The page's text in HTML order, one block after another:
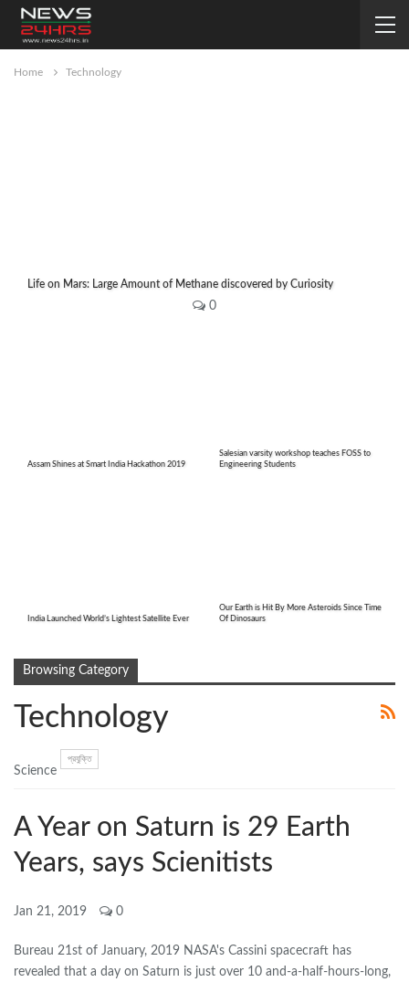
Home Technology
Life on Mars: Large Amount of Methane discovered by Curiosity
0
Assam Shines at Smart India Hackathon 2019
Salesian varsity workshop teaches FOSS to
Engineering Students
India Launched World’s Lightest Satellite Ever
Our Earth is Hit By More Asteroids Since Time
Of Dinosaurs
Browsing Category
Technology
Science
প্রযুক্তি
A Year on Saturn is 29 Earth
Years, says Scienitists
Jan 21, 2019 0
Bureau 21st of January, 2019 NASA's Cassini spacecraft has
revealed that a day on Saturn is just over 10 and-a-half-hours-long,